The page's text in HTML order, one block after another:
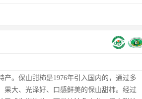
产。保山甜柿是1976年引入国内的，通过多
果大、光泽好、口感鲜美的保山甜柿。经过